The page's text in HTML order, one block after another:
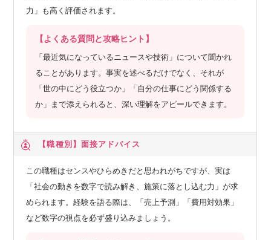
力」も高く評価されます。
【よくある質問と攻略ヒント】
「最近気になっているニュースや技術」について聞かれ
ることがあります。事実を述べるだけでなく、それが
「世の中にどう役立つか」「自分の仕事にどう関係する
か」まで添えられると、深い理解をアピールできます。
【職種別】 面接アドバイス
この職種はセンスやひらめきだと思われがちですが、実は
「社会の動きを数字で読み解き、施策に落とし込む力」が求
められます。経験を語る際は、「売上予測」「費用対効果」
など数字の視点を必ず盛り込みましょう。